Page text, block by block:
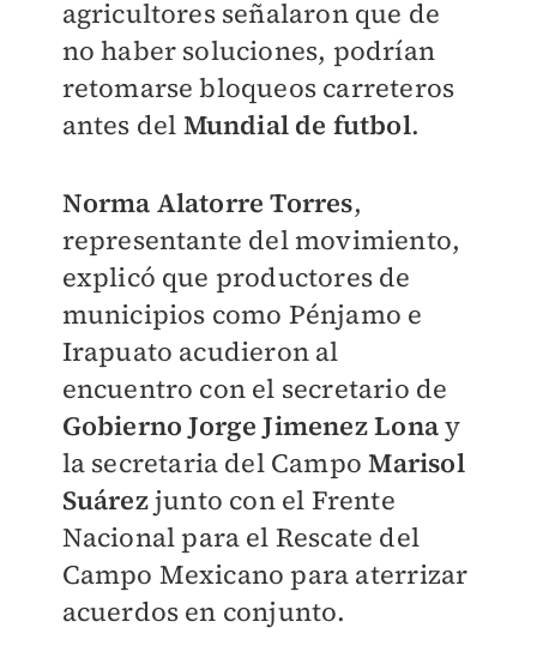
agricultores señalaron que de
no haber soluciones, podrían
retomarse bloqueos carreteros
antes del Mundial de futbol.
Norma Alatorre Torres,
representante del movimiento,
explicó que productores de
municipios como Pénjamo e
Irapuato acudieron al
encuentro con el secretario de
Gobierno Jorge Jimenez Lonay
la secretaria del CampoMarisol
Suárezjunto con el Frente
Nacional para el Rescate del
Campo Mexicano para aterrizar
acuerdos en conjunto.